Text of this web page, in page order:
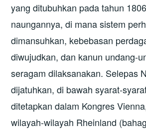
yang ditubuhkan pada tahun
naungannya, di mana sistem
dimansuhkan, kebebasan
diwujudkan, dan kanun undang-
seragam dilaksanakan. Selepas
dijatuhkan, di bawah syarat-
ditetapkan dalam Kongres
wilayah-wilayah Rheinland